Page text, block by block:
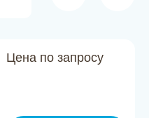
Цена по запросу